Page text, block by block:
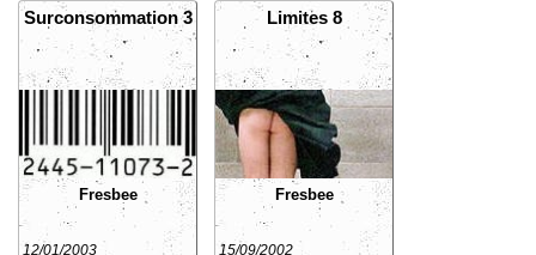
Surconsommation 3
Fresbee
12/01/2003
Limites 8
Fresbee
15/09/2002